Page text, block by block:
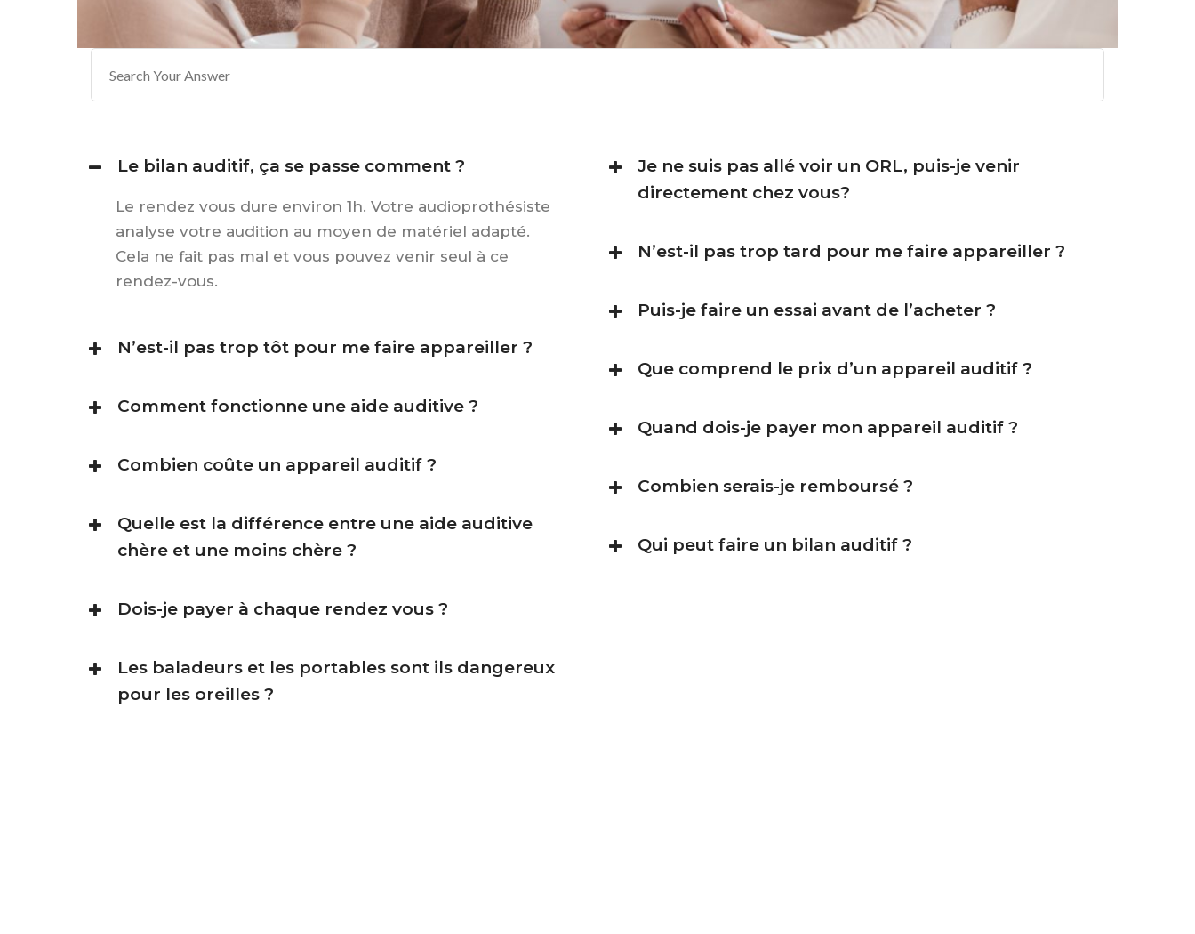
Le bilan auditif, ça se passe comment ?
Le rendez vous dure environ 1h. Votre audioprothésiste
analyse votre audition au moyen de matériel adapté.
Cela ne fait pas mal et vous pouvez venir seul à ce
rendez-vous.
N’est-il pas trop tôt pour me faire appareiller ?
Comment fonctionne une aide auditive ?
Combien coûte un appareil auditif ?
Quelle est la différence entre une aide auditive
chère et une moins chère ?
Dois-je payer à chaque rendez vous ?
Les baladeurs et les portables sont ils dangereux
pour les oreilles ?
Je ne suis pas allé voir un ORL, puis-je venir
directement chez vous?
N’est-il pas trop tard pour me faire appareiller ?
Puis-je faire un essai avant de l’acheter ?
Que comprend le prix d’un appareil auditif ?
Quand dois-je payer mon appareil auditif ?
Combien serais-je remboursé ?
Qui peut faire un bilan auditif ?